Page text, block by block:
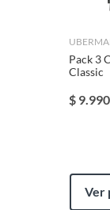
Pack 3
Classic
$ 9.990
Ver